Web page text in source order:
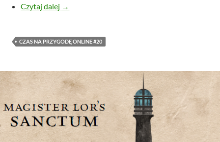
Czytaj dalej
Pasuje jak ulał
→
CZAS NA PRZYGODĘ ONLINE #20